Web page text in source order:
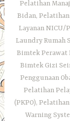
Pelatihan
Bidan, Pelatihan
Layanan NICU/
Laundry Rumah
Bimtek Perawat
Bimtek Gizi
Penggunaan
Pelatihan
(PKPO),
Warning